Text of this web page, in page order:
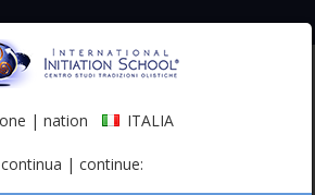
iscriviti alla mailing list
| nation ITALIA
continua | continue: